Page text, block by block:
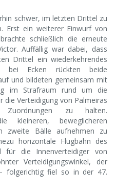
schwer, im letzten Drittel zu
Erst ein weiterer Einwurf von
schließlich die erneute
Auffällig war dabei, dass
Drittel ein wiederkehrendes
bei Ecken rückten beide
und bildeten gemeinsam mit
im Strafraum rund um die
die Verteidigung von Palmeiras
zu halten.
kleineren, beweglicheren
zweite Bälle aufnehmen zu
horizontale Flugbahn des
die Innenverteidiger von
Verteidigungswinkel, der
folgerichtig fiel so in der 47.